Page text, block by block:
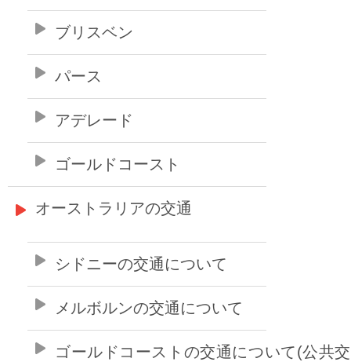
ブリスベン
パース
アデレード
ゴールドコースト
オーストラリアの交通
シドニーの交通について
メルボルンの交通について
ゴールドコーストの交通について(公共